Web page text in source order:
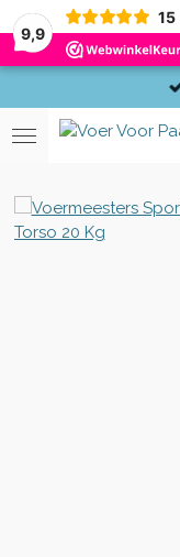
9,9
15